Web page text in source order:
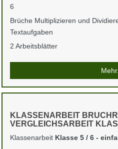
6
Brüche Multiplizieren und
Textaufgaben
2 Arbeitsblätter
KLASSENARBEIT
VERGLEICHSARBEIT
Klassenarbeit Klasse 5 / 6 -